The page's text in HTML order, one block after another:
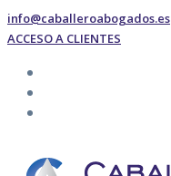
info@caballeroabogados.es
ACCESO A CLIENTES